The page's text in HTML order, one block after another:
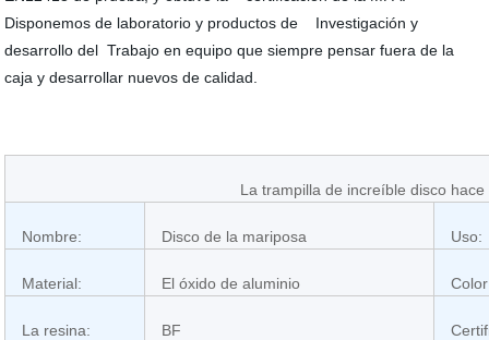
Disponemos de laboratorio y productos de Investigación y
desarrollo del Trabajo en equipo que siempre pensar fuera de la
caja y desarrollar nuevos de calidad.
La trampilla de increíble disco
Nombre: Disco de la mariposa Uso:
Material: El óxido de aluminio
La resina: BF